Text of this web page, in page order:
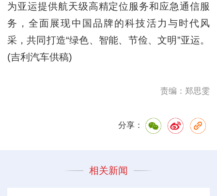
为亚运提供航天级高精定位服务和应急通信服
务，全面展现中国品牌的科技活力与时代风
采，共同打造“绿色、智能、节俭、文明”亚运。
(吉利汽车供稿)
责编：郑思雯
分享：
相关新闻